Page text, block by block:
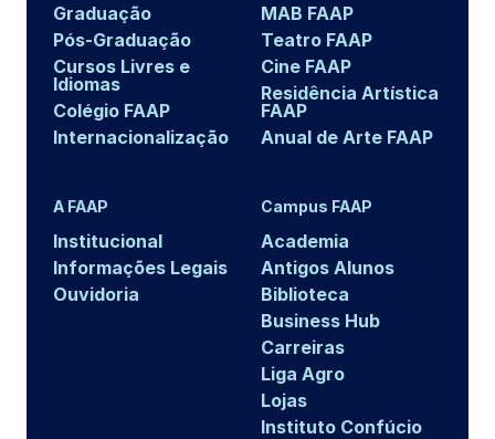
Graduação
Pós-Graduação
Cursos Livres e
Idiomas
Colégio FAAP
Internacionalização
MAB FAAP
Teatro FAAP
Cine FAAP
Residência Artística
FAAP
Anual de Arte FAAP
A FAAP
Institucional
Informações Legais
Ouvidoria
Campus FAAP
Academia
Antigos Alunos
Biblioteca
Business Hub
Carreiras
Liga Agro
Lojas
Instituto Confúcio